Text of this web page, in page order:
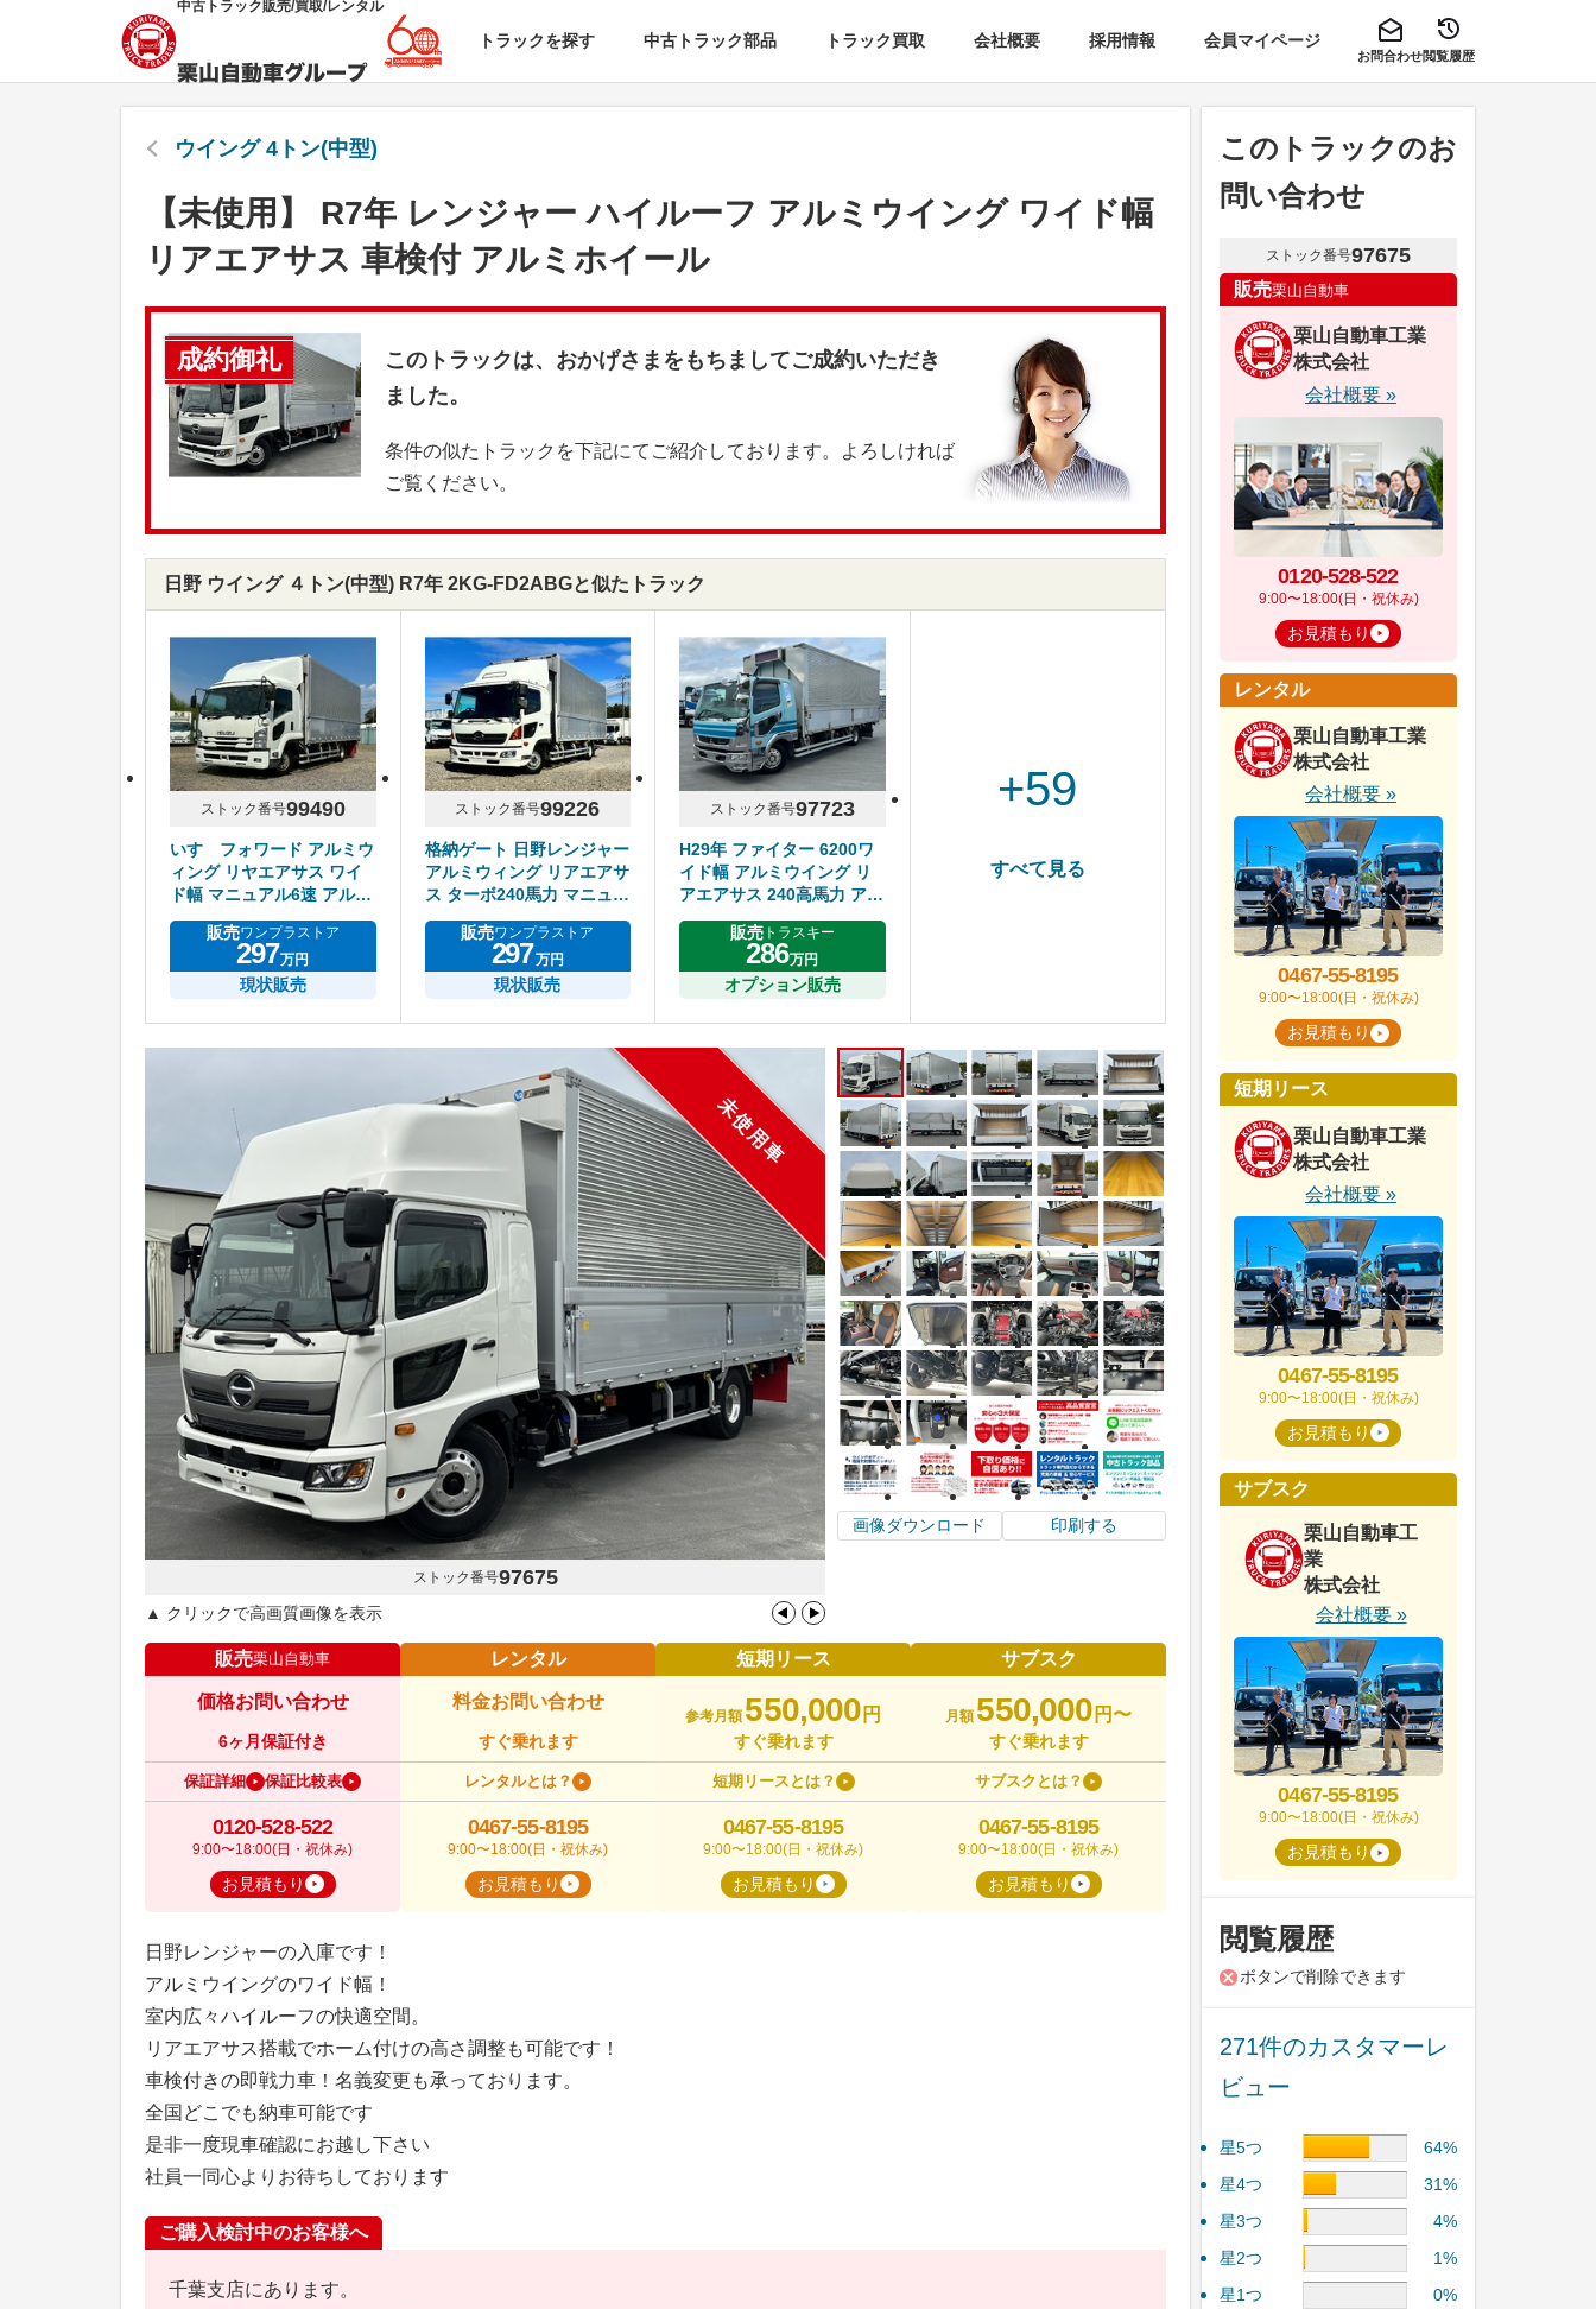
中古トラック販売/買取/レンタル
トラックを探す 中古トラック部品 トラック買取 会社概要 採用情報 会員マイページ
お問合わせ閲覧履歴
ウイング 4トン(中型)
【未使用】 R7年 レンジャー ハイルーフ アルミウイング ワイド幅
リアエアサス 車検付 アルミホイール
成約御礼
このトラックは、おかげさまをもちましてご成約いただき
ました。
条件の似たトラックを下記にてご紹介しております。よろしければ
ご覧ください。
日野 ウイング ４トン(中型) R7年 2KG-FD2ABGと似たトラック
ストック番号99490
いすゞフォワード アルミウ
ィング リヤエアサス ワイ
ド幅 マニュアル6速 アルミ
ホイール
販売ワンプラストア
297万円
現状販売
ストック番号99226
格納ゲート 日野レンジャー
アルミウィング リアエアサ
ス ターボ240馬力 マニュア
ル6速 積載2.3トン
販売ワンプラストア
297万円
現状販売
ストック番号97723
H29年 ファイター 6200ワ
イド幅 アルミウイング リ
アエアサス 240高馬力 アル
ミホイール メッキパーツ多
数 床鉄板 6MT
販売トラスキー
286万円
オプション販売
+59
すべて見る
未使用車
ストック番号97675
▲ クリックで高画質画像を表示
画像ダウンロード 印刷する
販売栗山自動車
価格お問い合わせ
6ヶ月保証付き
保証詳細 保証比較表
0120-528-522
9:00〜18:00(日・祝休み)
お見積もり
レンタル
料金お問い合わせ
すぐ乗れます
レンタルとは？
0467-55-8195
9:00〜18:00(日・祝休み)
お見積もり
短期リース
参考月額 550,000 円
すぐ乗れます
短期リースとは？
0467-55-8195
9:00〜18:00(日・祝休み)
お見積もり
サブスク
月額 550,000 円〜
すぐ乗れます
サブスクとは？
0467-55-8195
9:00〜18:00(日・祝休み)
お見積もり
日野レンジャーの入庫です！
アルミウイングのワイド幅！
室内広々ハイルーフの快適空間。
リアエアサス搭載でホーム付けの高さ調整も可能です！
車検付きの即戦力車！名義変更も承っております。
全国どこでも納車可能です
是非一度現車確認にお越し下さい
社員一同心よりお待ちしております
ご購入検討中のお客様へ
千葉支店にあります。
このトラックのお
問い合わせ
ストック番号97675
販売栗山自動車
栗山自動車工業
株式会社
会社概要 »
0120-528-522
9:00〜18:00(日・祝休み)
お見積もり
レンタル
栗山自動車工業
株式会社
会社概要 »
0467-55-8195
9:00〜18:00(日・祝休み)
お見積もり
短期リース
栗山自動車工業
株式会社
会社概要 »
0467-55-8195
9:00〜18:00(日・祝休み)
お見積もり
サブスク
栗山自動車工
業
株式会社
会社概要 »
0467-55-8195
9:00〜18:00(日・祝休み)
お見積もり
閲覧履歴
ボタンで削除できます
271件のカスタマーレ
ビュー
星5つ
64%
星4つ
31%
星3つ
4%
星2つ
1%
星1つ
0%